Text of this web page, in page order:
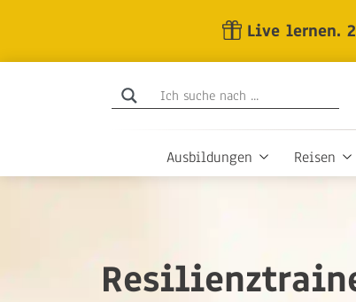
Live lernen.
Ausbildungen Reisen